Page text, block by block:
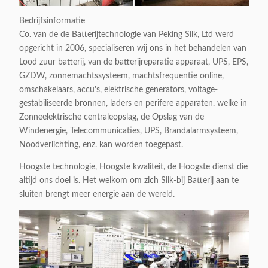
Bedrijfsinformatie
Co. van de de Batterijtechnologie van Peking Silk, Ltd werd
opgericht in 2006, specialiseren wij ons in het behandelen van
Lood zuur batterij, van de batterijreparatie apparaat, UPS, EPS,
GZDW, zonnemachtssysteem, machtsfrequentie online,
omschakelaars, accu's, elektrische generators, voltage-
gestabiliseerde bronnen, laders en perifere apparaten. welke in
Zonneelektrische centraleopslag, de Opslag van de
Windenergie, Telecommunicaties, UPS, Brandalarmsysteem,
Noodverlichting, enz. kan worden toegepast.
Hoogste technologie, Hoogste kwaliteit, de Hoogste dienst die
altijd ons doel is. Het welkom om zich Silk-bij Batterij aan te
sluiten brengt meer energie aan de wereld.